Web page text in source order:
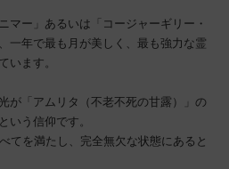
マー」あるいは「コージャーギリー・
一年で最も月が美しく、最も強力な霊
います。
が「アムリタ（不老不死の甘露）」の
いう信仰です。
てを満たし、完全無欠な状態にあると